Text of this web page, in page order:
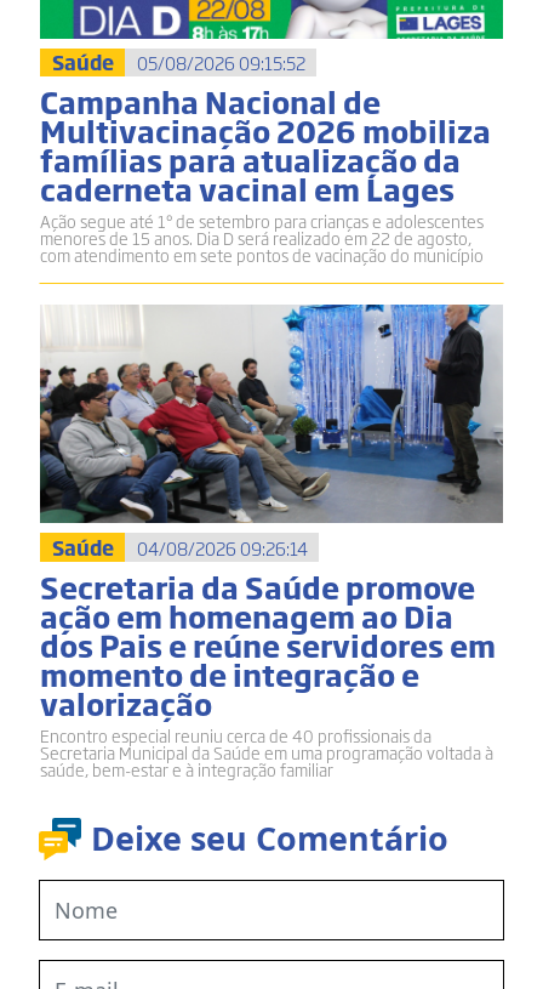
Deixe seu Comentário
Saúde 05/08/2026 09:15:52
Campanha Nacional de
Multivacinação 2026 mobiliza
famílias para atualização da
caderneta vacinal em Lages
Ação segue até 1º de setembro para crianças e adolescentes
menores de 15 anos. Dia D será realizado em 22 de agosto,
com atendimento em sete pontos de vacinação do município
Saúde 04/08/2026 09:26:14
Secretaria da Saúde promove
ação em homenagem ao Dia
dos Pais e reúne servidores em
momento de integração e
valorização
Encontro especial reuniu cerca de 40 profissionais da
Secretaria Municipal da Saúde em uma programação voltada à
saúde, bem-estar e à integração familiar